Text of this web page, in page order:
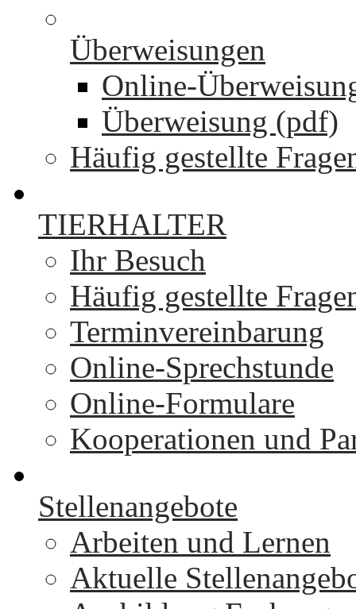
Überweisungen
Online-
Überweisung (pdf)
Häufig gestellte
TIERHALTER
Ihr Besuch
Häufig gestellte
Terminvereinbarung
Online-Sprechstunde
Online-Formulare
Kooperationen und
Stellenangebote
Arbeiten und Lernen
Aktuelle